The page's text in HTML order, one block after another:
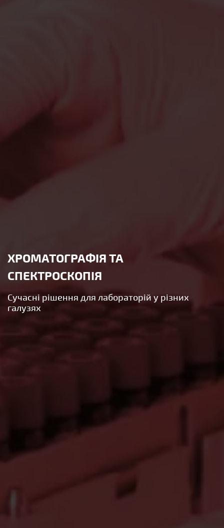
ХРОМАТОГРАФІЯ ТА
СПЕКТРОСКОПІЯ
Сучасні рішення для лабораторій у різних
галузях